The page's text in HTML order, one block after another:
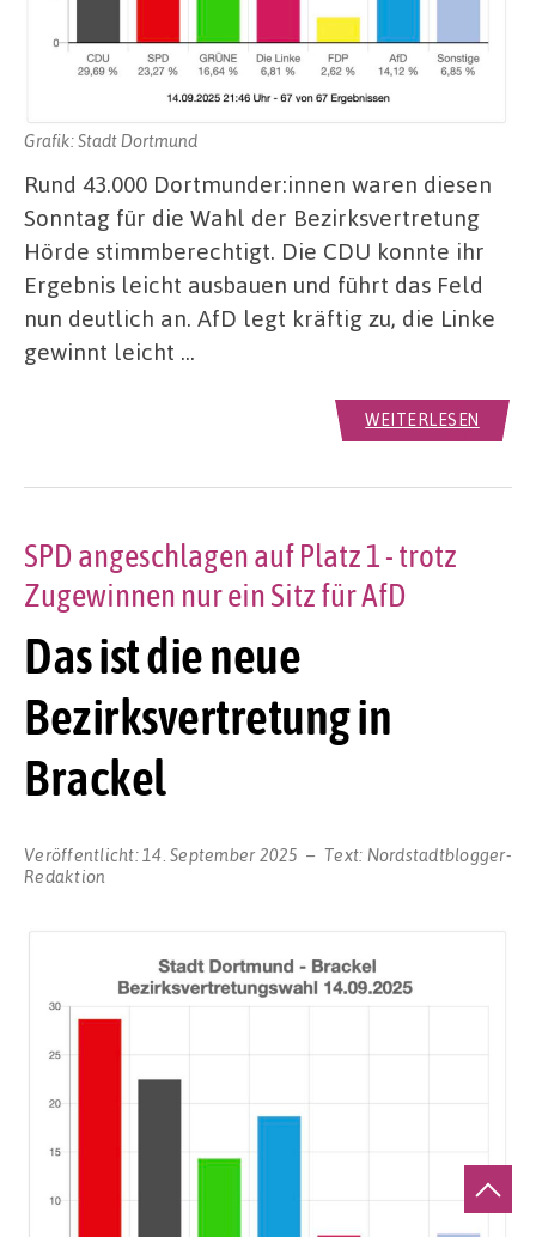
Grafik: Stadt Dortmund
Rund 43.000 Dortmunder:innen waren diesen
Sonntag für die Wahl der Bezirksvertretung
Hörde stimmberechtigt. Die CDU konnte ihr
Ergebnis leicht ausbauen und führt das Feld
nun deutlich an. AfD legt kräftig zu, die Linke
gewinnt leicht …
WEITERLESEN
Das ist die neue
Bezirksvertretung in
Brackel
SPD angeschlagen auf Platz 1 - trotz
Zugewinnen nur ein Sitz für AfD
Veröffentlicht: 14. September 2025 Text: Nordstadtblogger-
Redaktion